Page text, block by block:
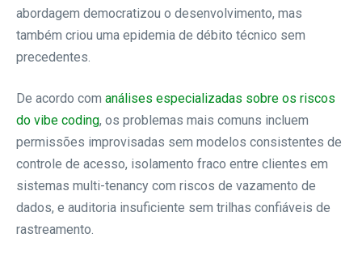
abordagem democratizou o desenvolvimento, mas
também criou uma epidemia de débito técnico sem
precedentes.
De acordo com análises especializadas sobre os riscos
do vibe coding, os problemas mais comuns incluem
permissões improvisadas sem modelos consistentes de
controle de acesso, isolamento fraco entre clientes em
sistemas multi-tenancy com riscos de vazamento de
dados, e auditoria insuficiente sem trilhas confiáveis de
rastreamento.